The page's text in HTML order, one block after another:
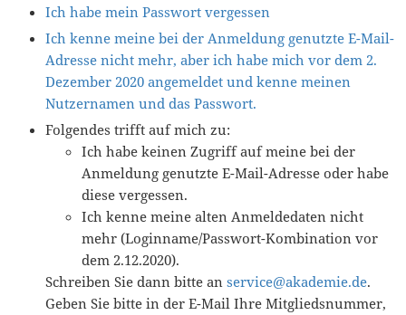
Ich habe mein Passwort vergessen
Ich kenne meine bei der Anmeldung genutzte E-Mail-
Adresse nicht mehr, aber ich habe mich vor dem 2.
Dezember 2020 angemeldet und kenne meinen
Nutzernamen und das Passwort.
Folgendes trifft auf mich zu:
Ich habe keinen Zugriff auf meine bei der
Anmeldung genutzte E-Mail-Adresse oder habe
diese vergessen.
Ich kenne meine alten Anmeldedaten nicht
mehr (Loginname/Passwort-Kombination vor
dem 2.12.2020).
Schreiben Sie dann bitte an service@akademie.de.
Geben Sie bitte in der E-Mail Ihre Mitgliedsnummer,